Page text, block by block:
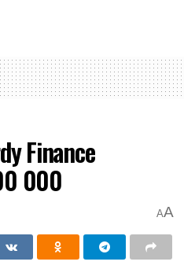
Finance
000
AA